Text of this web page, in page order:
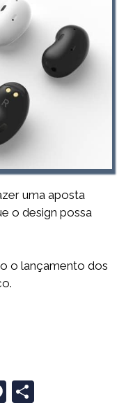
uma aposta
o design possa
o lançamento dos
M